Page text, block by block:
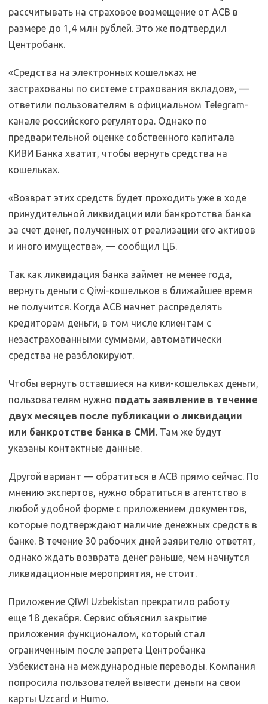
рассчитывать на страховое возмещение от АСВ в
размере до 1,4 млн рублей. Это же подтвердил
Центробанк.
«Средства на электронных кошельках не
застрахованы по системе страхования вкладов», —
ответили пользователям в официальном Telegram-
канале российского регулятора. Однако по
предварительной оценке собственного капитала
КИВИ Банка хватит, чтобы вернуть средства на
кошельках.
«Возврат этих средств будет проходить уже в ходе
принудительной ликвидации или банкротства банка
за счет денег, полученных от реализации его активов
и иного имущества», — сообщил ЦБ.
Так как ликвидация банка займет не менее года,
вернуть деньги с Qiwi-кошельков в ближайшее время
не получится. Когда АСВ начнет распределять
кредиторам деньги, в том числе клиентам с
незастрахованными суммами, автоматически
средства не разблокируют.
Чтобы вернуть оставшиеся на киви-кошельках деньги,
пользователям нужно подать заявление в течение
двух месяцев после публикации о ликвидации
или банкротстве банка в СМИ. Там же будут
указаны контактные данные.
Другой вариант — обратиться в АСВ прямо сейчас. По
мнению экспертов, нужно обратиться в агентство в
любой удобной форме с приложением документов,
которые подтверждают наличие денежных средств в
банке. В течение 30 рабочих дней заявителю ответят,
однако ждать возврата денег раньше, чем начнутся
ликвидационные мероприятия, не стоит.
Приложение QIWI Uzbekistan прекратило работу
еще 18 декабря. Сервис объяснил закрытие
приложения функционалом, который стал
ограниченным после запрета Центробанка
Узбекистана на международные переводы. Компания
попросила пользователей вывести деньги на свои
карты Uzcard и Humo.